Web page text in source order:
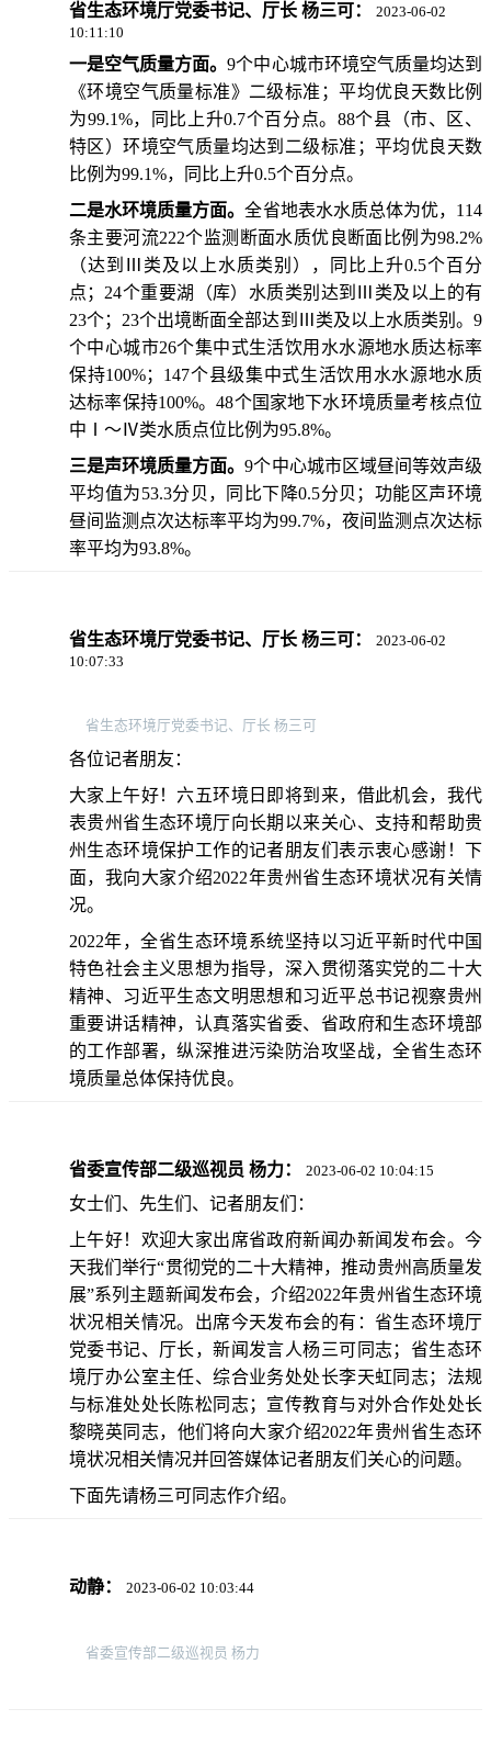
省生态环境厅党委书记、厅长 杨三可：
2023-06-02
10:11:10
一是空气质量方面。9个中心城市环境空气质量均达到
《环境空气质量标准》二级标准；平均优良天数比例
为99.1%，同比上升0.7个百分点。88个县（市、区、
特区）环境空气质量均达到二级标准；平均优良天数
比例为99.1%，同比上升0.5个百分点。
二是水环境质量方面。全省地表水水质总体为优，114
条主要河流222个监测断面水质优良断面比例为98.2%
（达到Ⅲ类及以上水质类别），同比上升0.5个百分
点；24个重要湖（库）水质类别达到Ⅲ类及以上的有
23个；23个出境断面全部达到Ⅲ类及以上水质类别。9
个中心城市26个集中式生活饮用水水源地水质达标率
保持100%；147个县级集中式生活饮用水水源地水质
达标率保持100%。48个国家地下水环境质量考核点位
中Ⅰ～Ⅳ类水质点位比例为95.8%。
三是声环境质量方面。9个中心城市区域昼间等效声级
平均值为53.3分贝，同比下降0.5分贝；功能区声环境
昼间监测点次达标率平均为99.7%，夜间监测点次达标
率平均为93.8%。
省生态环境厅党委书记、厅长 杨三可：
2023-06-02
10:07:33
省生态环境厅党委书记、厅长 杨三可
各位记者朋友：
大家上午好！六五环境日即将到来，借此机会，我代
表贵州省生态环境厅向长期以来关心、支持和帮助贵
州生态环境保护工作的记者朋友们表示衷心感谢！下
面，我向大家介绍2022年贵州省生态环境状况有关情
况。
2022年，全省生态环境系统坚持以习近平新时代中国
特色社会主义思想为指导，深入贯彻落实党的二十大
精神、习近平生态文明思想和习近平总书记视察贵州
重要讲话精神，认真落实省委、省政府和生态环境部
的工作部署，纵深推进污染防治攻坚战，全省生态环
境质量总体保持优良。
省委宣传部二级巡视员 杨力： 2023-06-02 10:04:15
女士们、先生们、记者朋友们：
上午好！欢迎大家出席省政府新闻办新闻发布会。今
天我们举行“贯彻党的二十大精神，推动贵州高质量发
展”系列主题新闻发布会，介绍2022年贵州省生态环境
状况相关情况。出席今天发布会的有：省生态环境厅
党委书记、厅长，新闻发言人杨三可同志；省生态环
境厅办公室主任、综合业务处处长李天虹同志；法规
与标准处处长陈松同志；宣传教育与对外合作处处长
黎晓英同志，他们将向大家介绍2022年贵州省生态环
境状况相关情况并回答媒体记者朋友们关心的问题。
下面先请杨三可同志作介绍。
动静： 2023-06-02 10:03:44
省委宣传部二级巡视员 杨力